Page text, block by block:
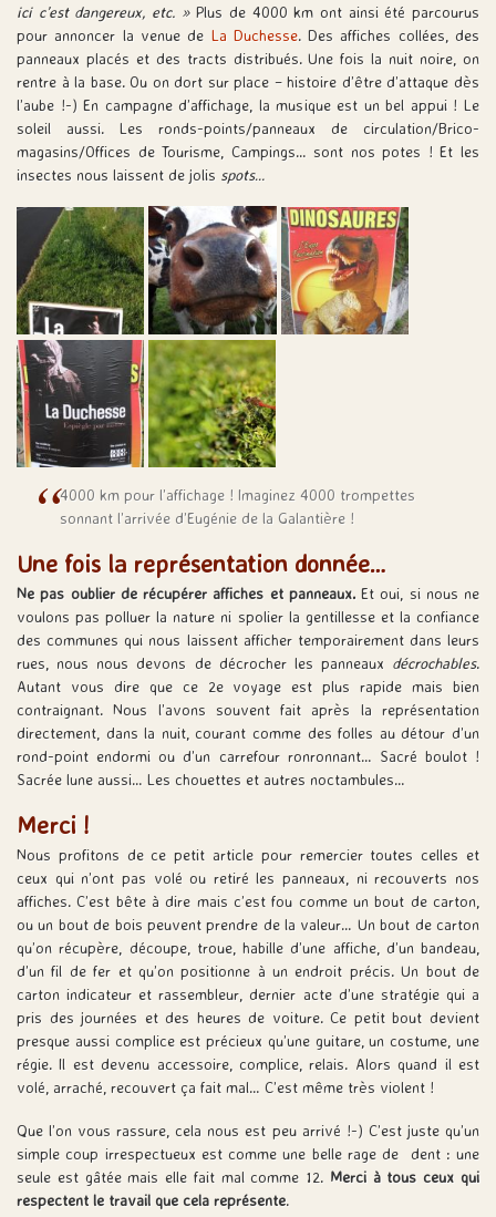
ici c’est dangereux, etc. » Plus de 4000 km ont ainsi été parcourus
pour annoncer la venue de La Duchesse. Des affiches collées, des
panneaux placés et des tracts distribués. Une fois la nuit noire, on
rentre à la base. Ou on dort sur place – histoire d’être d’attaque dès
l’aube !-) En campagne d’affichage, la musique est un bel appui ! Le
soleil aussi. Les ronds-points/panneaux de circulation/Brico-
magasins/Offices de Tourisme, Campings… sont nos potes ! Et les
insectes nous laissent de jolis spots…
4000 km pour l’affichage ! Imaginez 4000 trompettes
sonnant l’arrivée d’Eugénie de la Galantière !
Une fois la représentation donnée…
Ne pas oublier de récupérer affiches et panneaux.Et oui, si nous ne
voulons pas polluer la nature ni spolier la gentillesse et la confiance
des communes qui nous laissent afficher temporairement dans leurs
rues, nous nous devons de décrocher les panneaux décrochables.
Autant vous dire que ce 2e voyage est plus rapide mais bien
contraignant. Nous l’avons souvent fait après la représentation
directement, dans la nuit, courant comme des folles au détour d’un
rond-point endormi ou d’un carrefour ronronnant… Sacré boulot !
Sacrée lune aussi… Les chouettes et autres noctambules…
Merci !
Nous profitons de ce petit article pour remercier toutes celles et
ceux qui n’ont pas volé ou retiré les panneaux, ni recouverts nos
affiches. C’est bête à dire mais c’est fou comme un bout de carton,
ou un bout de bois peuvent prendre de la valeur… Un bout de carton
qu’on récupère, découpe, troue, habille d’une affiche, d’un bandeau,
d’un fil de fer et qu’on positionne à un endroit précis. Un bout de
carton indicateur et rassembleur, dernier acte d’une stratégie qui a
pris des journées et des heures de voiture. Ce petit bout devient
presque aussi complice est précieux qu’une guitare, un costume, une
régie. Il est devenu accessoire, complice, relais. Alors quand il est
volé, arraché, recouvert ça fait mal… C’est même très violent !
Que l’on vous rassure, cela nous est peu arrivé !-) C’est juste qu’un
simple coup irrespectueux est comme une belle rage de dent : une
seule est gâtée mais elle fait mal comme 12. Merci à tous ceux qui
respectent le travail que cela représente.